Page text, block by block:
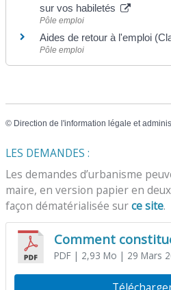
sur vos habiletés
Pôle emploi
Aides de retour à l'emploi
Pôle emploi
© Direction de l'information légale et
LES DEMANDES :
Les demandes d’urbanisme
maire, en version papier en
façon dématérialisée surce site.
Comment
PDF| 2,93 Mo | 29 Mars